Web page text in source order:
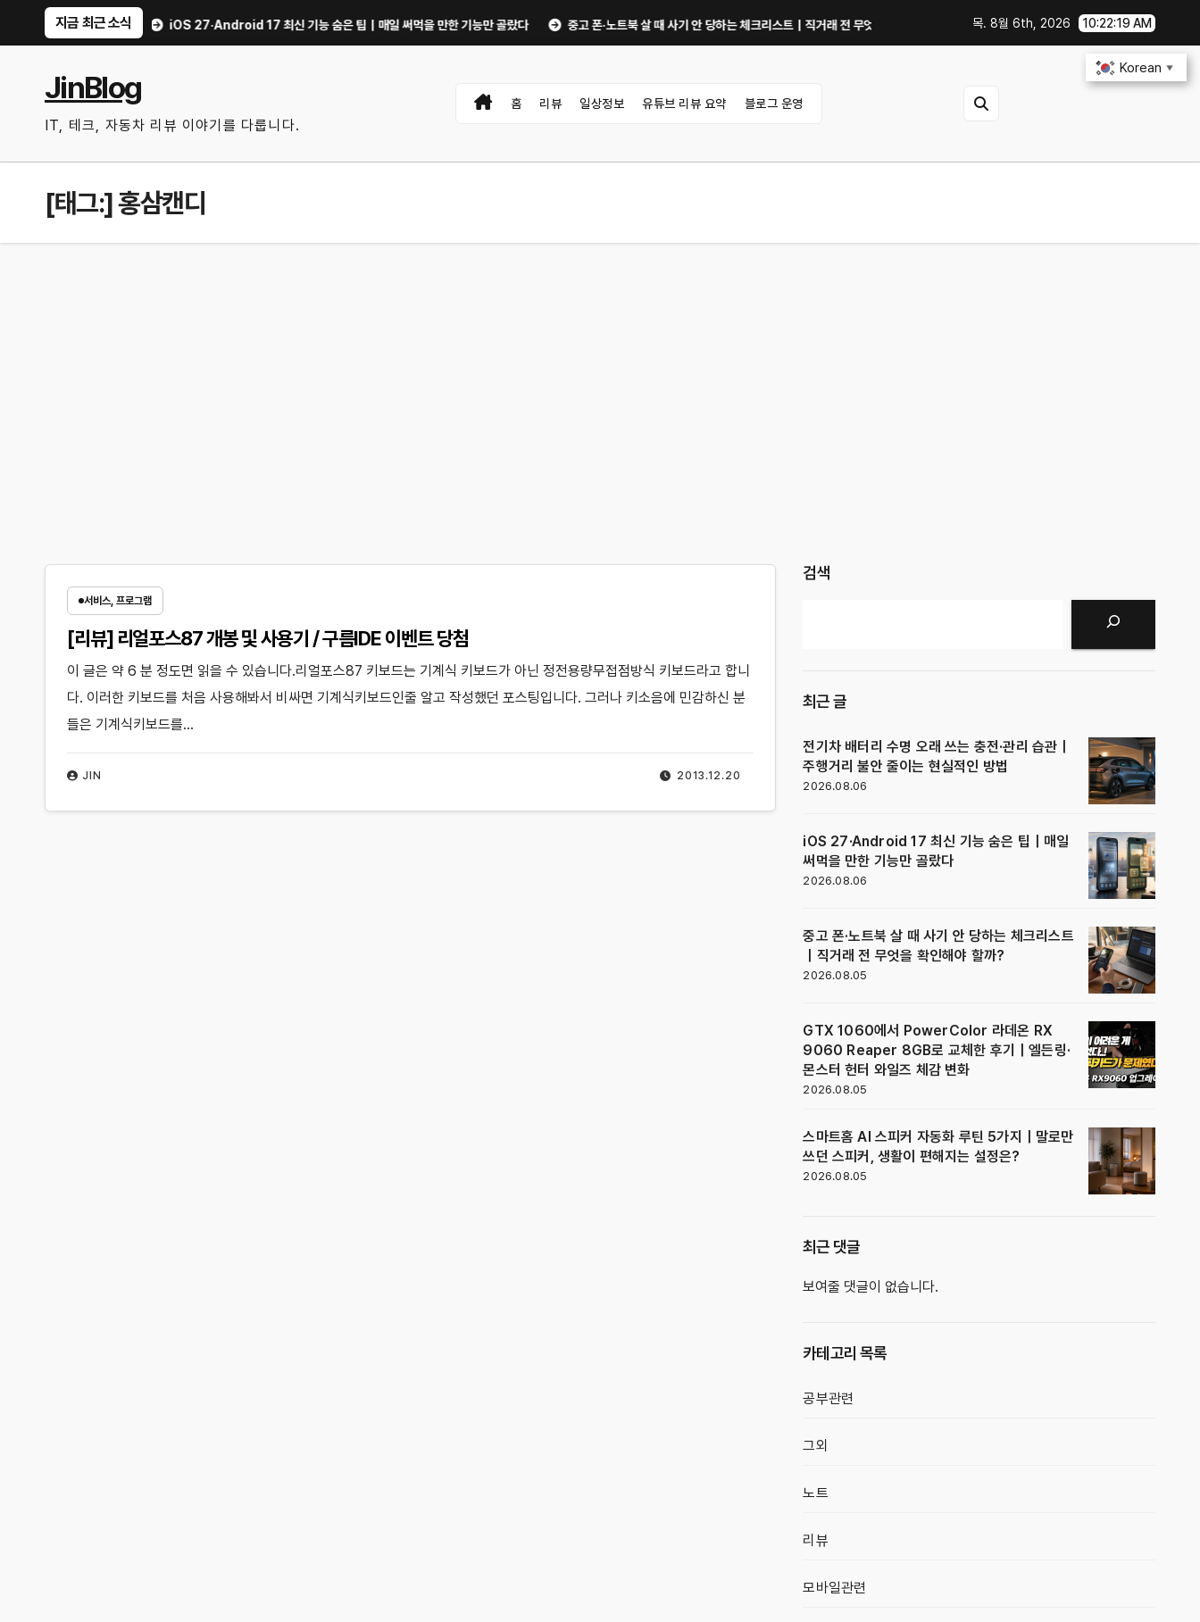
지금 최근 소식
는 현실적인 방법 iOS 27·Android 17 최신 기능 숨은 팁｜매일 써먹을 만한 기능만 골랐다 중고 폰·노트북 살 때 사기 안 당하는 체크리스트｜직거래 전 무엇을 확인해야 할까? GTX 1060에서 PowerColor 라데온 RX
목. 8월 6th, 2026 10:22:19 AM
JinBlog
IT, 테크, 자동차 리뷰 이야기를 다룹니다.
홈 리뷰 일상정보 유튜브 리뷰 요약 블로그 운영
[태그:]홍삼캔디
서비스, 프로그램
[리뷰] 리얼포스87 개봉 및 사용기 / 구름IDE 이벤트 당첨
2013.12.20
JIN
이 글은 약 6 분 정도면 읽을 수 있습니다.리얼포스87 키보드는 기계식 키보드가 아닌 정전용량무접점방식 키보드라고 합니
다. 이러한 키보드를 처음 사용해봐서 비싸면 기계식키보드인줄 알고 작성했던 포스팅입니다. 그러나 키소음에 민감하신 분
들은 기계식키보드를…
검색
최근 글
전기차 배터리 수명 오래 쓰는 충전·관리 습관｜
주행거리 불안 줄이는 현실적인 방법
2026.08.06
iOS 27·Android 17 최신 기능 숨은 팁｜매일
써먹을 만한 기능만 골랐다
2026.08.06
중고 폰·노트북 살 때 사기 안 당하는 체크리스트
｜직거래 전 무엇을 확인해야 할까?
2026.08.05
GTX 1060에서 PowerColor 라데온 RX
9060 Reaper 8GB로 교체한 후기｜엘든링·
몬스터 헌터 와일즈 체감 변화
2026.08.05
스마트홈 AI 스피커 자동화 루틴 5가지｜말로만
쓰던 스피커, 생활이 편해지는 설정은?
2026.08.05
최근 댓글
보여줄 댓글이 없습니다.
카테고리 목록
공부관련
그외
노트
리뷰
모바일관련
Korean ▼